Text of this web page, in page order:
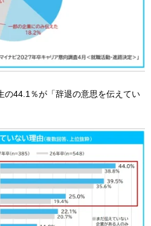
の44.1％が「辞退の意思を伝えてい